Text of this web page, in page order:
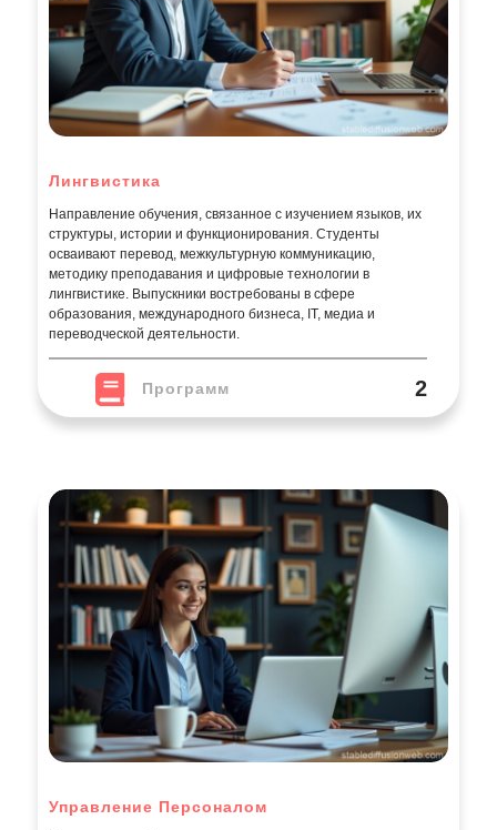
Лингвистика
Направление обучения, связанное с изучением языков, их
структуры, истории и функционирования. Студенты
осваивают перевод, межкультурную коммуникацию,
методику преподавания и цифровые технологии в
лингвистике. Выпускники востребованы в сфере
образования, международного бизнеса, IT, медиа и
переводческой деятельности.
Программ 2
Управление Персоналом